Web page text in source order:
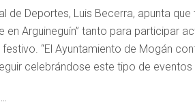
de Deportes, Luis Becerra, apunta
en Arguineguín” tanto para participar
“El Ayuntamiento de Mogán
celebrándose este tipo de